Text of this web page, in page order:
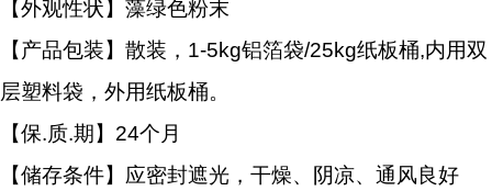
【外观性状】藻绿色粉末
【产品包装】散装，1-5kg铝箔袋/25kg纸板桶,内用双
层塑料袋，外用纸板桶。
【保.质.期】24个月
【储存条件】应密封遮光，干燥、阴凉、通风良好